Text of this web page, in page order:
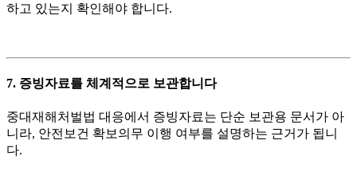
하고 있는지 확인해야 합니다.
7. 증빙자료를 체계적으로 보관합니다
중대재해처벌법 대응에서 증빙자료는 단순 보관용 문서가 아
니라, 안전보건 확보의무 이행 여부를 설명하는 근거가 됩니
다.